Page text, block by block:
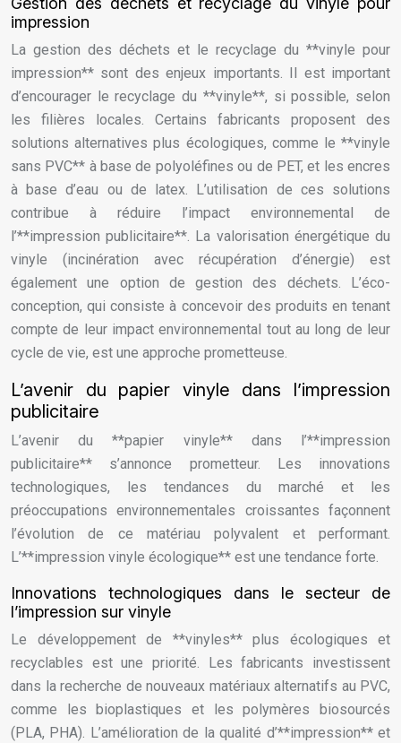
impression
La gestion des déchets et le recyclage du **vinyle pour
impression** sont des enjeux importants. Il est important
d’encourager le recyclage du **vinyle**, si possible, selon
les filières locales. Certains fabricants proposent des
solutions alternatives plus écologiques, comme le **vinyle
sans PVC** à base de polyoléfines ou de PET, et les encres
à base d’eau ou de latex. L’utilisation de ces solutions
contribue à réduire l’impact environnemental de
l’**impression publicitaire**. La valorisation énergétique du
vinyle (incinération avec récupération d’énergie) est
également une option de gestion des déchets. L’éco-
conception, qui consiste à concevoir des produits en tenant
compte de leur impact environnemental tout au long de leur
cycle de vie, est une approche prometteuse.
L’avenir du papier vinyle dans l’impression
publicitaire
L’avenir du **papier vinyle** dans l’**impression
publicitaire** s’annonce prometteur. Les innovations
technologiques, les tendances du marché et les
préoccupations environnementales croissantes façonnent
l’évolution de ce matériau polyvalent et performant.
L’**impression vinyle écologique** est une tendance forte.
Innovations technologiques dans le secteur de
l’impression sur vinyle
Le développement de **vinyles** plus écologiques et
recyclables est une priorité. Les fabricants investissent
dans la recherche de nouveaux matériaux alternatifs au PVC,
comme les bioplastiques et les polymères biosourcés
(PLA, PHA). L’amélioration de la qualité d’**impression** et